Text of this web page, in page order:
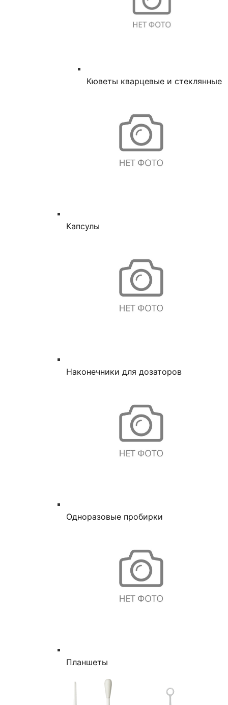
Кюветы кварцевые и стеклянные
Капсулы
Наконечники для дозаторов
Одноразовые пробирки
Планшеты